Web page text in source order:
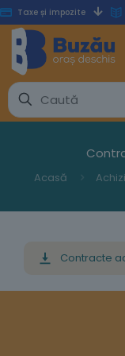
Taxe și impozite
Acasă
Contracte